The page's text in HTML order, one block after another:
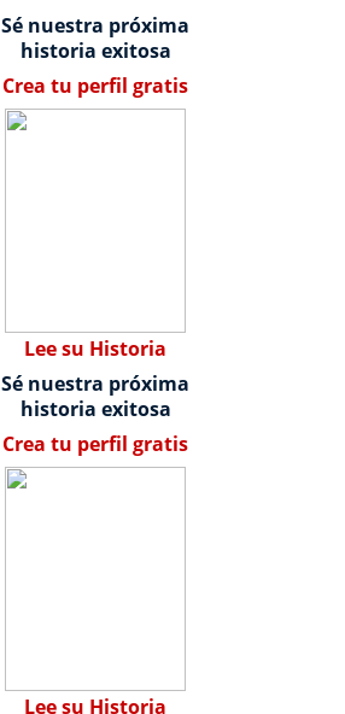
Sé nuestra próxima
historia exitosa
Crea tu perfil gratis
Lee su Historia
Sé nuestra próxima
historia exitosa
Crea tu perfil gratis
Lee su Historia